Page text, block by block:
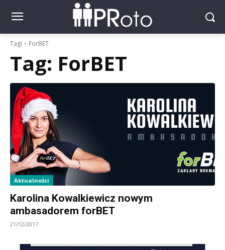
Tagi ForBET
Tag: ForBET
Aktualności
Karolina Kowalkiewicz nowym
ambasadorem forBET
21/12/2017